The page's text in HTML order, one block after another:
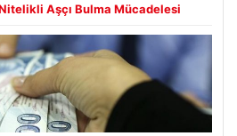
Aşçı Bulma Mücadelesi